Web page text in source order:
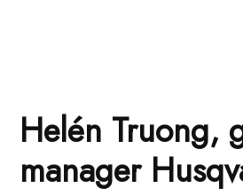
Helén Truong,
manager